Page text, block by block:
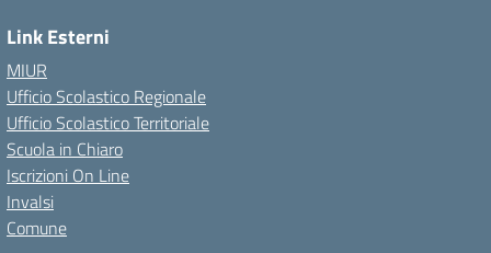
Link Esterni
MIUR
Ufficio Scolastico Regionale
Ufficio Scolastico Territoriale
Scuola in Chiaro
Iscrizioni On Line
Invalsi
Comune